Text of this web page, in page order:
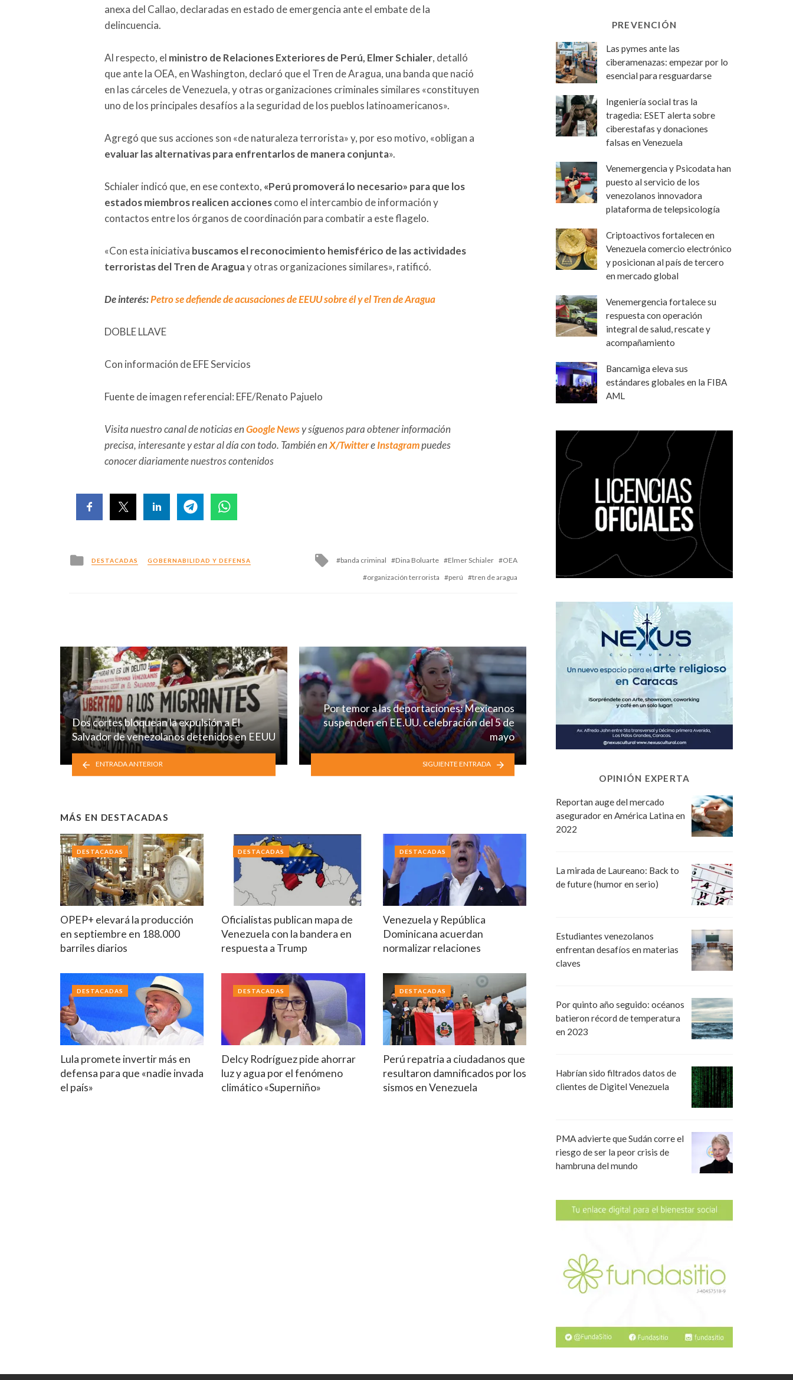
anexa del Callao, declaradas en estado de emergencia ante el embate de la
delincuencia.
Al respecto, el ministro de Relaciones Exteriores de Perú, Elmer Schialer, detalló
que ante la OEA, en Washington, declaró que el Tren de Aragua, una banda que nació
en las cárceles de Venezuela, y otras organizaciones criminales similares «constituyen
uno de los principales desafíos a la seguridad de los pueblos latinoamericanos».
Agregó que sus acciones son «de naturaleza terrorista» y, por eso motivo, «obligan a
evaluar las alternativas para enfrentarlos de manera conjunta».
Schialer indicó que, en ese contexto, «Perú promoverá lo necesario» para que los
estados miembros realicen accionescomo el intercambio de información y
contactos entre los órganos de coordinación para combatir a este flagelo.
«Con esta iniciativa buscamos el reconocimiento hemisférico de las actividades
terroristas del Tren de Araguay otras organizaciones similares», ratificó.
De interés:Petro se defiende de acusaciones de EEUU sobre él y el Tren de Aragua
DOBLE LLAVE
Con información de EFE Servicios
Fuente de imagen referencial: EFE/Renato Pajuelo
Visita nuestro canal de noticias enGoogle Newsy síguenos para obtener información
precisa, interesante y estar al día con todo. También enX/TwittereInstagrampuedes
conocer diariamente nuestros contenidos
Posted
in
DESTACADAS GOBERNABILIDAD Y DEFENSA
Tagged
with
banda criminal Dina Boluarte Elmer Schialer
OEA
organización terrorista
perú tren de aragua
Dos cortes bloquean la expulsión a El
Salvador de venezolanos detenidos en EEUU
ENTRADA ANTERIOR
Por temor a las deportaciones: Mexicanos
suspenden en EE.UU. celebración del 5 de
mayo
SIGUIENTE ENTRADA
MÁS EN DESTACADAS
OPEP+ elevará la producción
en septiembre en 188.000
barriles diarios
DESTACADAS
Oficialistas publican mapa de
Venezuela con la bandera en
respuesta a Trump
DESTACADAS
Venezuela y República
Dominicana acuerdan
normalizar relaciones
DESTACADAS
Lula promete invertir más en
defensa para que «nadie invada
el país»
DESTACADAS
Delcy Rodríguez pide ahorrar
luz y agua por el fenómeno
climático «Superniño»
DESTACADAS
Perú repatria a ciudadanos que
resultaron damnificados por los
sismos en Venezuela
DESTACADAS
PREVENCIÓN
Las pymes ante las
ciberamenazas: empezar por lo
esencial para resguardarse
Ingeniería social tras la
tragedia: ESET alerta sobre
ciberestafas y donaciones
falsas en Venezuela
Venemergencia y Psicodata han
puesto al servicio de los
venezolanos innovadora
plataforma de telepsicología
Criptoactivos fortalecen en
Venezuela comercio electrónico
y posicionan al país de tercero
en mercado global
Venemergencia fortalece su
respuesta con operación
integral de salud, rescate y
acompañamiento
Bancamiga eleva sus
estándares globales en la FIBA
AML
OPINIÓN EXPERTA
Reportan auge del mercado
asegurador en América Latina en
2022
La mirada de Laureano: Back to
de future (humor en serio)
Estudiantes venezolanos
enfrentan desafíos en materias
claves
Por quinto año seguido: océanos
batieron récord de temperatura
en 2023
Habrían sido filtrados datos de
clientes de Digitel Venezuela
PMA advierte que Sudán corre el
riesgo de ser la peor crisis de
hambruna del mundo